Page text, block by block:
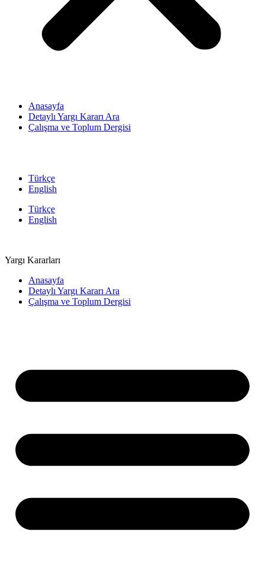
Anasayfa
Detaylı Yargı Kararı Ara
Çalışma ve Toplum Dergisi
Türkçe
English
Türkçe
English
Yargı Kararları
Anasayfa
Detaylı Yargı Kararı Ara
Çalışma ve Toplum Dergisi